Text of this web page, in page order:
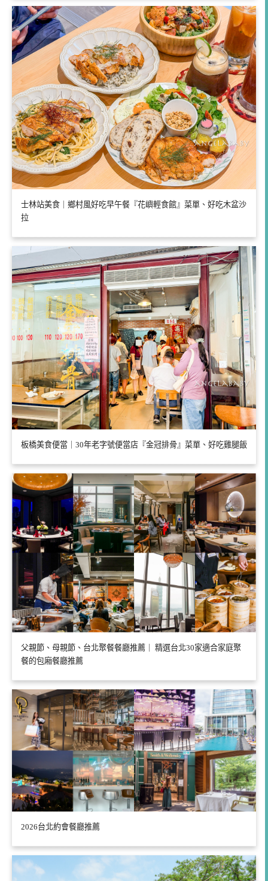
士林站美食｜鄉村風好吃早午餐『花嶼輕食館』菜單、好吃木盆沙
拉
板橋美食便當｜30年老字號便當店『金冠排骨』菜單、好吃雞腿飯
父親節、母親節、台北聚餐餐廳推薦｜ 精選台北30家適合家庭聚
餐的包廂餐廳推薦
2026台北約會餐廳推薦